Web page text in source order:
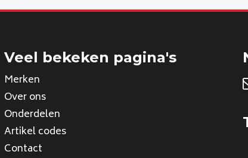
Veel bekeken pagina's
Merken
Over ons
Onderdelen
Artikel codes
Contact